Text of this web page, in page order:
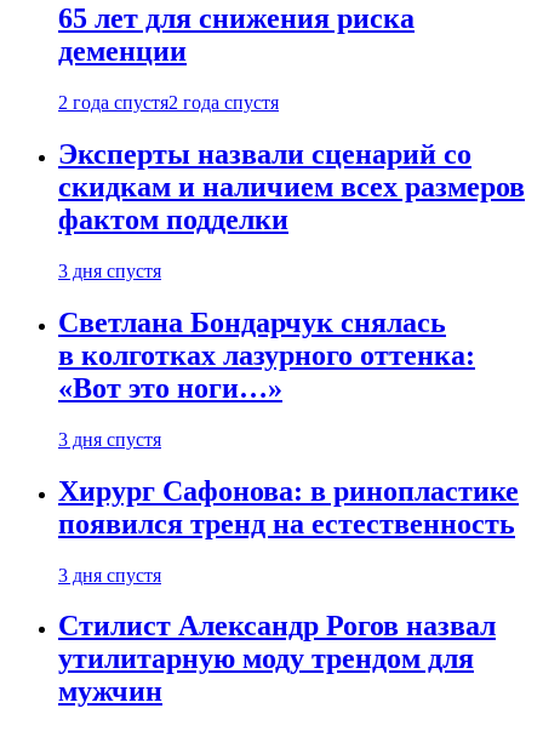
65 лет для снижения риска
деменции
2 года спустя2 года спустя
Эксперты назвали сценарий со
скидкам и наличием всех размеров
фактом подделки
3 дня спустя
Светлана Бондарчук снялась
в колготках лазурного оттенка:
«Вот это ноги…»
3 дня спустя
Хирург Сафонова: в ринопластике
появился тренд на естественность
3 дня спустя
Стилист Александр Рогов назвал
утилитарную моду трендом для
мужчин